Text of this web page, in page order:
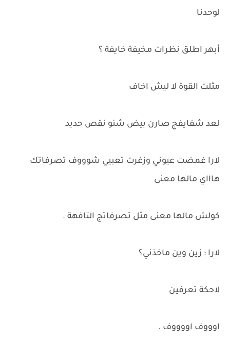
لوحدنا
أبهر اطلق نظرات مخيفة خايفة ؟
مثلت القوة لا ليش اخاف
لعد شفايفج صارن بيض شنو نقص حديد
لارا غمضت عيوني وزغرت تعبيي شوووف تصرفاتك
هاااي مالها معنى
كولش مالها معنى مثل تصرفاتج التافهة .
لارا : زين وين ماخذني؟
لاحكة تعرفين
اوووف اووووف .